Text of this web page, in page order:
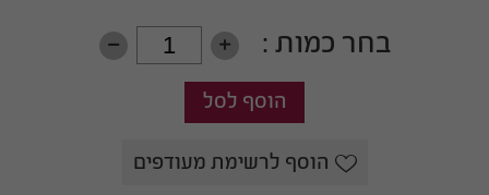
בחר כמות : i
h
הוסף לרשימת מעודפים